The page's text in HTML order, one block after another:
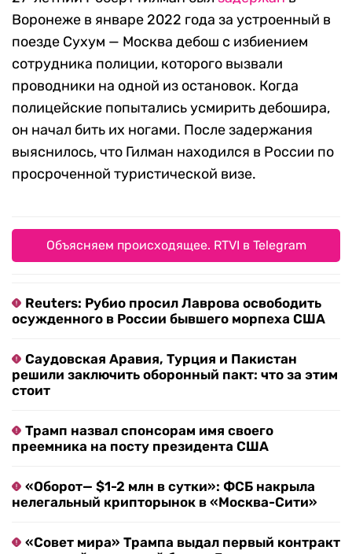
Воронеже в январе 2022 года за устроенный в
поезде Сухум — Москва дебош с избиением
сотрудника полиции, которого вызвали
проводники на одной из остановок. Когда
полицейские попытались усмирить дебошира,
он начал бить их ногами. После задержания
выяснилось, что Гилман находился в России по
просроченной туристической визе.
Объясняем происходящее. RTVI в Telegram
Reuters: Рубио просил Лаврова освободить
осужденного в России бывшего морпеха США
Саудовская Аравия, Турция и Пакистан
решили заключить оборонный пакт: что за этим
стоит
Трамп назвал спонсорам имя своего
преемника на посту президента США
«Оборот— $1-2 млн в сутки»: ФСБ накрыла
нелегальный крипторынок в «Москва-Сити»
«Совет мира» Трампа выдал первый контракт